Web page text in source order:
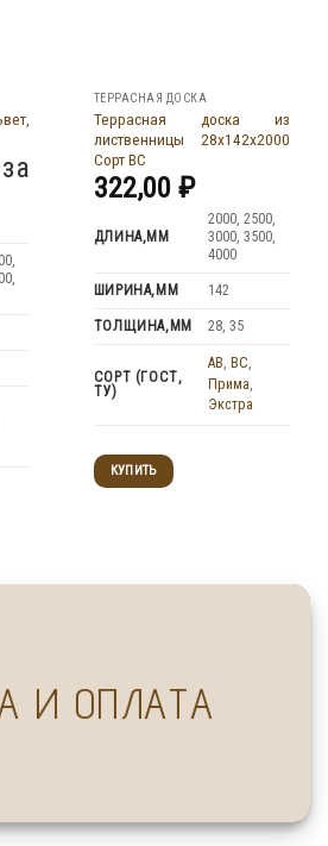
ТЕРРАСНАЯ ДОСКА
Террасная доска из
лиственницы 28x142x2000
Сорт BC
322,00 ₽
ДЛИНА,ММ
2000, 2500,
3000, 3500,
4000
ШИРИНА,ММ 142
ТОЛЩИНА,ММ 28, 35
СОРТ (ГОСТ,
ТУ)
AB, BC,
Прима,
Экстра
КУПИТЬ
И ОПЛАТА